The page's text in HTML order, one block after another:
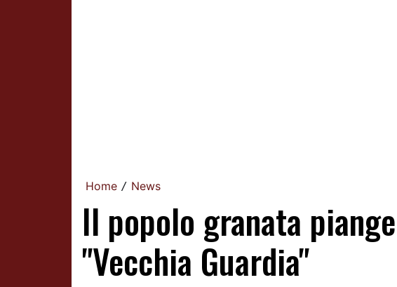
Home / News
Il popolo granata
"Vecchia Guardia"